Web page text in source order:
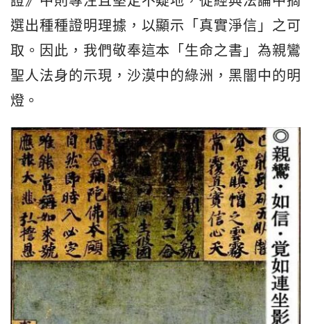
選出種種證明理據，以顯示「真實淨信」之可
取。因此，我們敬奉這本「生命之書」為親鸞
聖人法身的示現，沙漠中的綠洲，黑闇中的明
燈。